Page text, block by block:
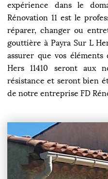
expérience dans le
Rénovation 11 est le
réparer, changer ou
gouttière à Payra Sur L
assurer que vos
Hers 11410 seront aux
résistance et seront bien
de notre entreprise FD